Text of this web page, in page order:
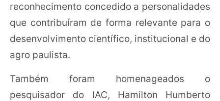
reconhecimento concedido a personalidades
que contribuíram de forma relevante para o
desenvolvimento científico, institucional e do
agro paulista.
Também foram homenageados o
pesquisador do IAC, Hamilton Humberto